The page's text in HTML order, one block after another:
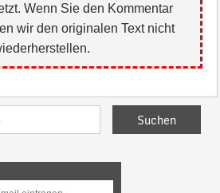
Wenn Sie den Kommentar
wir den originalen Text nicht